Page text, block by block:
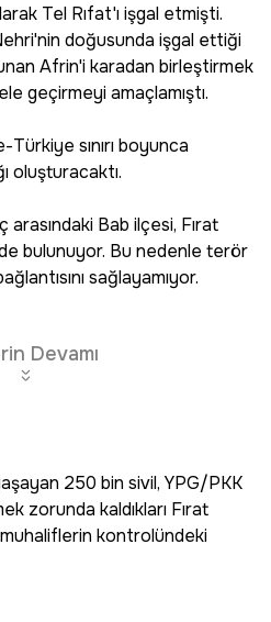
Tel Rıfat'ı işgal etmişti.
doğusunda işgal ettiği
Afrin'i karadan birleştirmek
geçirmeyi amaçlamıştı.
sınırı boyunca
oluşturacaktı.
Bab ilçesi, Fırat
bulunuyor. Bu nedenle terör
sağlayamıyor.
Devamı
250 bin sivil, YPG/PKK
zorunda kaldıkları Fırat
kontrolündeki